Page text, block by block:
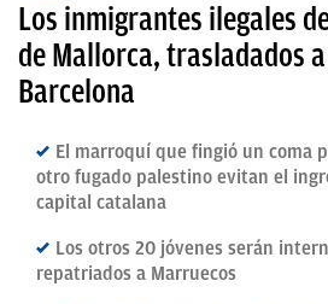
Los inmigrantes ilegales
de Mallorca, trasladados
Barcelona
El marroquí que fingió un coma
otro fugado palestino evitan el
capital catalana
Los otros 20 jóvenes serán
repatriados a Marruecos